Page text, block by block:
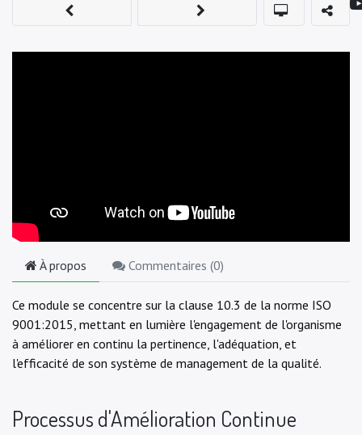
À propos Commentaires (0)
Ce module se concentre sur la clause 10.3 de la norme ISO
9001:2015, mettant en lumière l'engagement de l'organisme
à améliorer en continu la pertinence, l'adéquation, et
l'efficacité de son système de management de la qualité.
Processus d'Amélioration Continue